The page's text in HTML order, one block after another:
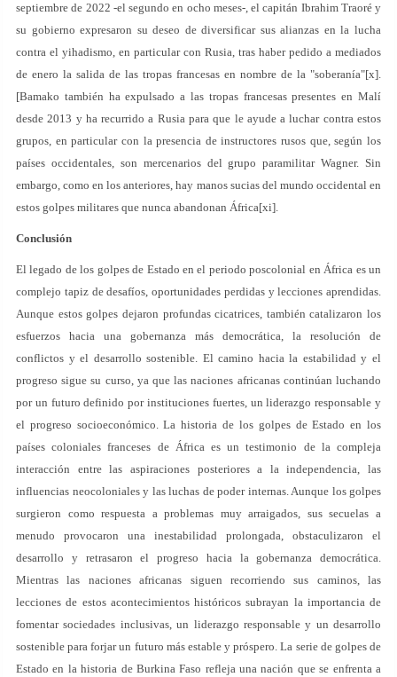
septiembre de 2022 -el segundo en ocho meses-, el capitán Ibrahim Traoré y
su gobierno expresaron su deseo de diversificar sus alianzas en la lucha
contra el yihadismo, en particular con Rusia, tras haber pedido a mediados
de enero la salida de las tropas francesas en nombre de la "soberanía"[x].
[Bamako también ha expulsado a las tropas francesas presentes en Malí
desde 2013 y ha recurrido a Rusia para que le ayude a luchar contra estos
grupos, en particular con la presencia de instructores rusos que, según los
países occidentales, son mercenarios del grupo paramilitar Wagner. Sin
embargo, como en los anteriores, hay manos sucias del mundo occidental en
estos golpes militares que nunca abandonan África[xi].
Conclusión
El legado de los golpes de Estado en el periodo poscolonial en África es un
complejo tapiz de desafíos, oportunidades perdidas y lecciones aprendidas.
Aunque estos golpes dejaron profundas cicatrices, también catalizaron los
esfuerzos hacia una gobernanza más democrática, la resolución de
conflictos y el desarrollo sostenible. El camino hacia la estabilidad y el
progreso sigue su curso, ya que las naciones africanas continúan luchando
por un futuro definido por instituciones fuertes, un liderazgo responsable y
el progreso socioeconómico. La historia de los golpes de Estado en los
países coloniales franceses de África es un testimonio de la compleja
interacción entre las aspiraciones posteriores a la independencia, las
influencias neocoloniales y las luchas de poder internas. Aunque los golpes
surgieron como respuesta a problemas muy arraigados, sus secuelas a
menudo provocaron una inestabilidad prolongada, obstaculizaron el
desarrollo y retrasaron el progreso hacia la gobernanza democrática.
Mientras las naciones africanas siguen recorriendo sus caminos, las
lecciones de estos acontecimientos históricos subrayan la importancia de
fomentar sociedades inclusivas, un liderazgo responsable y un desarrollo
sostenible para forjar un futuro más estable y próspero. La serie de golpes de
Estado en la historia de Burkina Faso refleja una nación que se enfrenta a